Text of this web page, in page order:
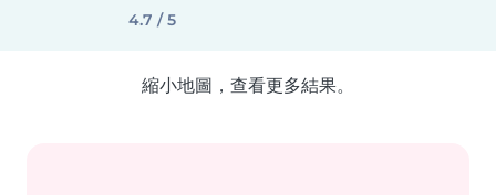
4.7 / 5
縮小地圖，查看更多結果。